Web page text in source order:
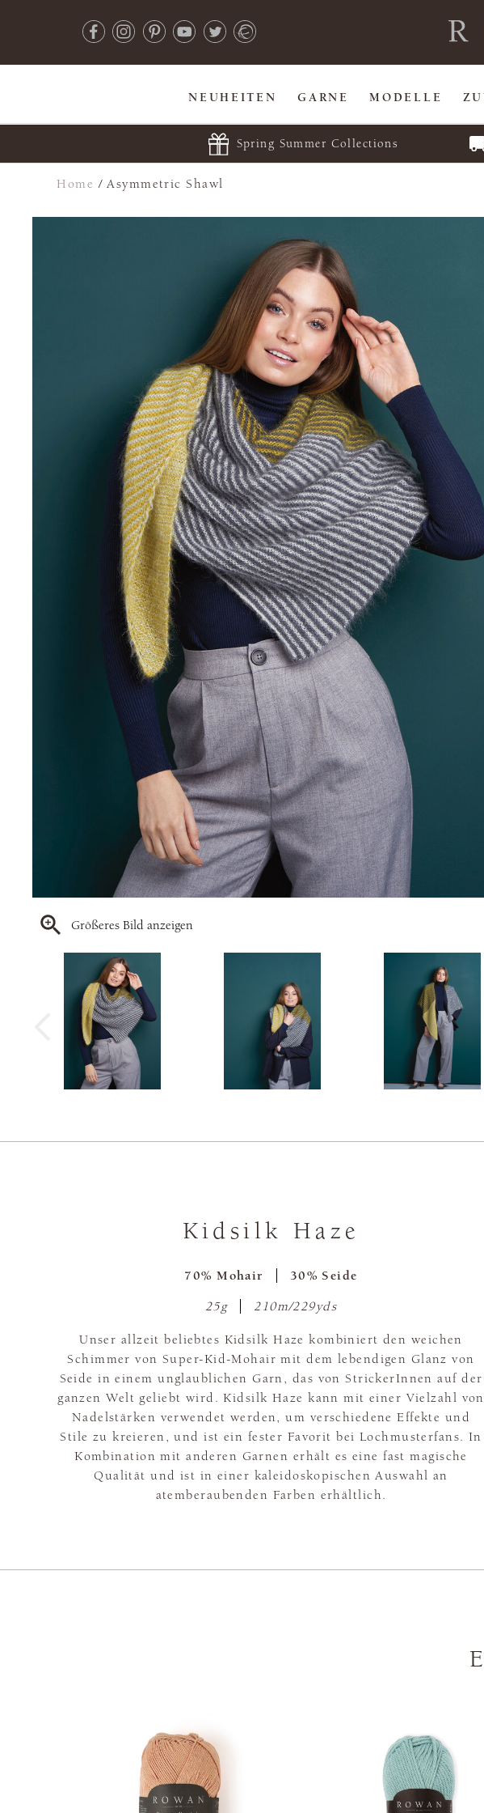
NEUHEITEN GARNE MODELLE
Spring Summer Collections
Home /Asymmetric Shawl
Größeres Bild anzeigen
Kidsilk Haze
70% Mohair 30% Seide
25g 210m/229yds
Unser allzeit beliebtes Kidsilk Haze kombiniert den weichen
Schimmer von Super-Kid-Mohair mit dem lebendigen Glanz von
Seide in einem unglaublichen Garn, das von StrickerInnen auf der
ganzen Welt geliebt wird. Kidsilk Haze kann mit einer Vielzahl von
Nadelstärken verwendet werden, um verschiedene Effekte und
Stile zu kreieren, und ist ein fester Favorit bei Lochmusterfans. In
Kombination mit anderen Garnen erhält es eine fast magische
Qualität und ist in einer kaleidoskopischen Auswahl an
atemberaubenden Farben erhältlich.